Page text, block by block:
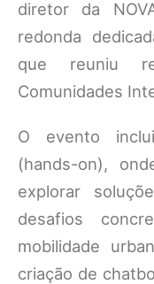
diretor da
redonda
que reuniu
Comunidades
O evento
(hands-on),
explorar
desafios
mobilidade
criação de